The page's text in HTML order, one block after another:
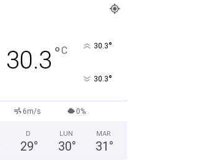
30.3 °C 30.3°
30.3°
6m/s 0%
D
29°
LUN
30°
MAR
31 °